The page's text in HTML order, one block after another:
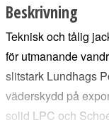
Beskrivning
Teknisk och tålig
för utmanande
slitstark Lundhags
väderskydd på
solid LPC och